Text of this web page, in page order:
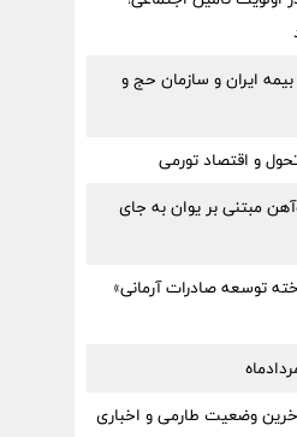
ایران و سازمان حج و
و اقتصاد تورمی
مبتنی بر یوان به جای
«اندوخته توسعه صادرات آرمانی»
وضعیت طارمی و اخباری